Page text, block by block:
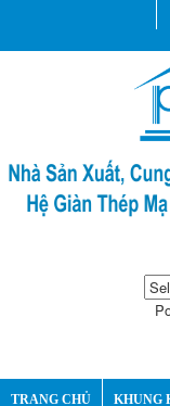
TRANG CHỦ KHUNG